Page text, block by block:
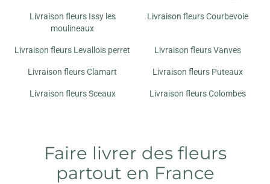
Livraison fleurs Issy les
moulineaux
Livraison fleurs Courbevoie
Livraison fleurs Levallois perret Livraison fleurs Vanves
Livraison fleurs Clamart Livraison fleurs Puteaux
Livraison fleurs Sceaux Livraison fleurs Colombes
Faire livrer des fleurs
partout en France